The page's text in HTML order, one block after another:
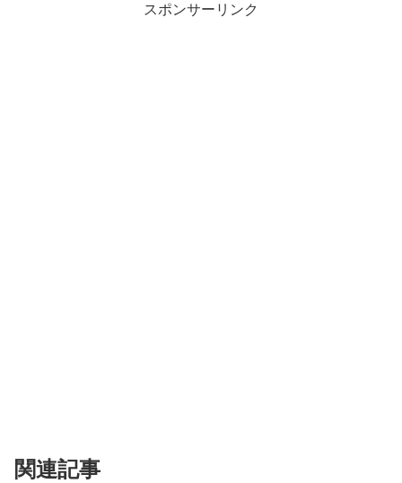
スポンサーリンク
関連記事